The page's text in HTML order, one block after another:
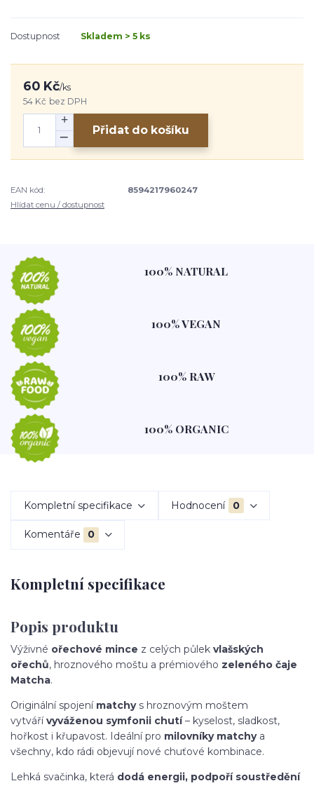
Dostupnost Skladem > 5 ks
60 Kč/ks
54 Kč bez DPH
Přidat do košíku
EAN kód:
8594217960247
Hlídat cenu / dostupnost
100% NATURAL
100% VEGAN
100% RAW
100% ORGANIC
Kompletní specifikace Hodnocení 0
Komentáře 0
Kompletní specifikace
Popis produktu
Výživné ořechové mince z celých půlek vlašských
ořechů, hroznového moštu a prémiového zeleného čaje
Matcha.
Originální spojení matchy s hroznovým moštem
vytvářívyváženou symfonii chutí– kyselost, sladkost,
hořkost i křupavost. Ideální pro milovníky matchya
všechny, kdo rádi objevují nové chuťové kombinace.
Lehká svačinka, která dodá energii, podpoří soustředění